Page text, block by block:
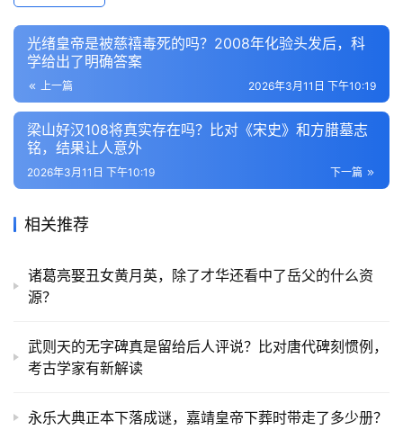
光绪皇帝是被慈禧毒死的吗？2008年化验头发后，科
学给出了明确答案
上一篇 2026年3月11日 下午10:19
梁山好汉108将真实存在吗？比对《宋史》和方腊墓志
铭，结果让人意外
下一篇
2026年3月11日 下午10:19
相关推荐
诸葛亮娶丑女黄月英，除了才华还看中了岳父的什么资
源？
武则天的无字碑真是留给后人评说？比对唐代碑刻惯例，
考古学家有新解读
永乐大典正本下落成谜，嘉靖皇帝下葬时带走了多少册？